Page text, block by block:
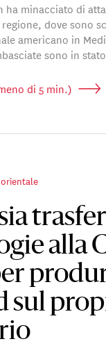
ha minacciato di
dove sono
americano in
sono in
di 5 min.)
alla
sul